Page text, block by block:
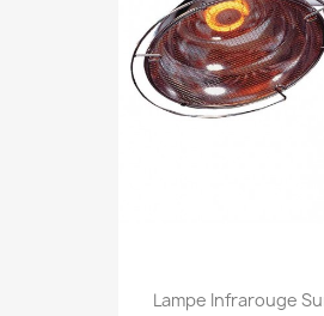
Lampe Infrarouge